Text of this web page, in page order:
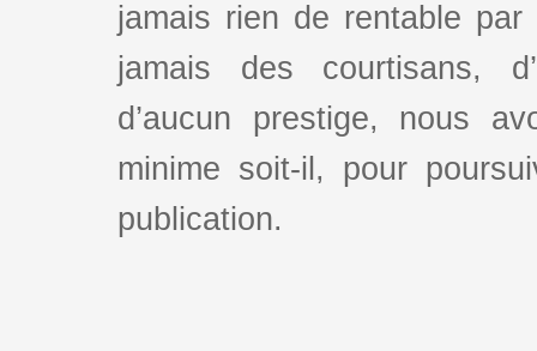
jamais rien de rentable
jamais des courtisans,
d’aucun prestige, nous
minime soit-il, pour
publication.